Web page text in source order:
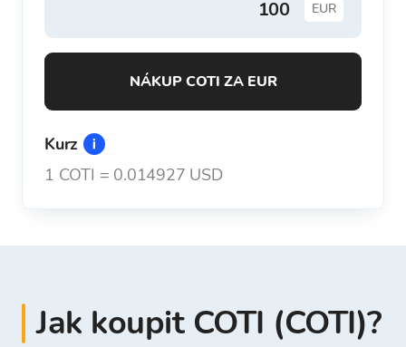
EUR
NÁKUP COTI ZA EUR
Kurz
1 COTI = 0.014927 USD
Jak koupit COTI (COTI)?